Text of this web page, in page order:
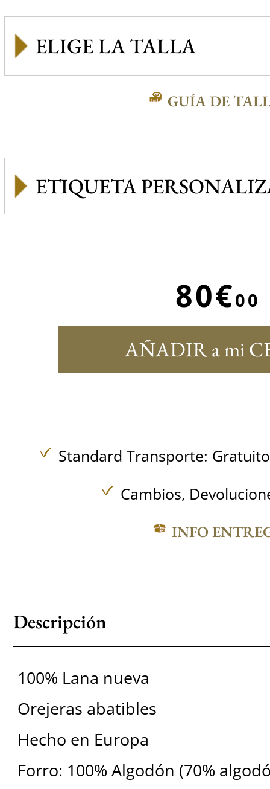
GUÍA DE
ETIQUETA
80€00
AÑADIR a mi
Standard Transporte:
Cambios,
INFO
Descripción
100% Lana nueva
Orejeras abatibles
Hecho en Europa
Forro: 100% Algodón (70%